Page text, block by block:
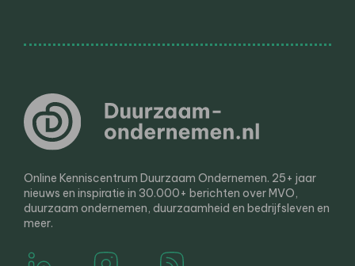
Online Kenniscentrum Duurzaam Ondernemen. 25+ jaar
nieuws en inspiratie in 30.000+ berichten over MVO,
duurzaam ondernemen, duurzaamheid en bedrijfsleven en
meer.